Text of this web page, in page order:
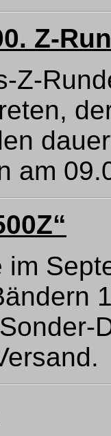
Z-
Z-
am